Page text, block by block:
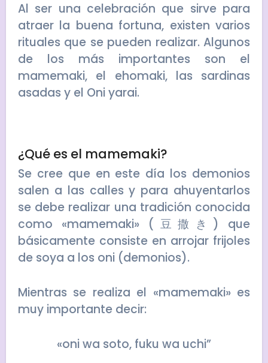
Al ser una celebración que sirve para
atraer la buena fortuna, existen varios
rituales que se pueden realizar. Algunos
de los más importantes son el
mamemaki, el ehomaki, las sardinas
asadas y el Oni yarai.
¿Qué es el mamemaki?
Se cree que en este día los demonios
salen a las calles y para ahuyentarlos
se debe realizar una tradición conocida
como «mamemaki» (豆撒き) que
básicamente consiste en arrojar frijoles
de soya a los oni (demonios).
Mientras se realiza el «mamemaki» es
muy importante decir:
«oni wa soto, fuku wa uchi”